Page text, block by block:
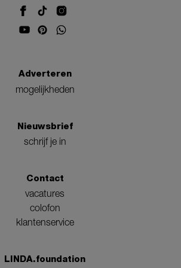
Adverteren
mogelijkheden
Nieuwsbrief
schrijf je in
Contact
vacatures
colofon
klantenservice
LINDA.foundation